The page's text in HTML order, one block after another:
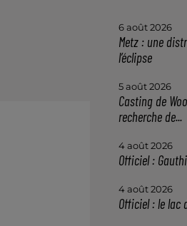
6 août 2026
Metz : une
l’éclipse
5 août 2026
Casting de
recherche de...
4 août 2026
Officiel :
4 août 2026
Officiel : le lac